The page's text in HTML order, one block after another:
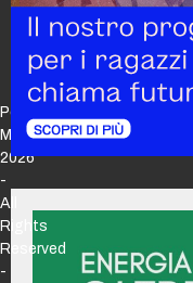
Policy
Maker
2026
-
All
Rights
Reserved
-